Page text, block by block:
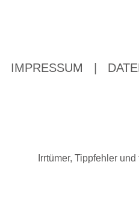
IMPRESSUM
Irrtümer, Tippfehler